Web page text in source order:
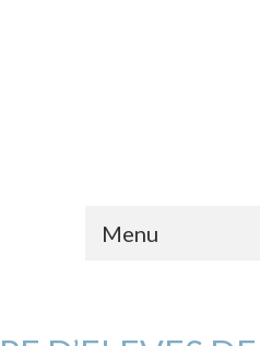
Menu